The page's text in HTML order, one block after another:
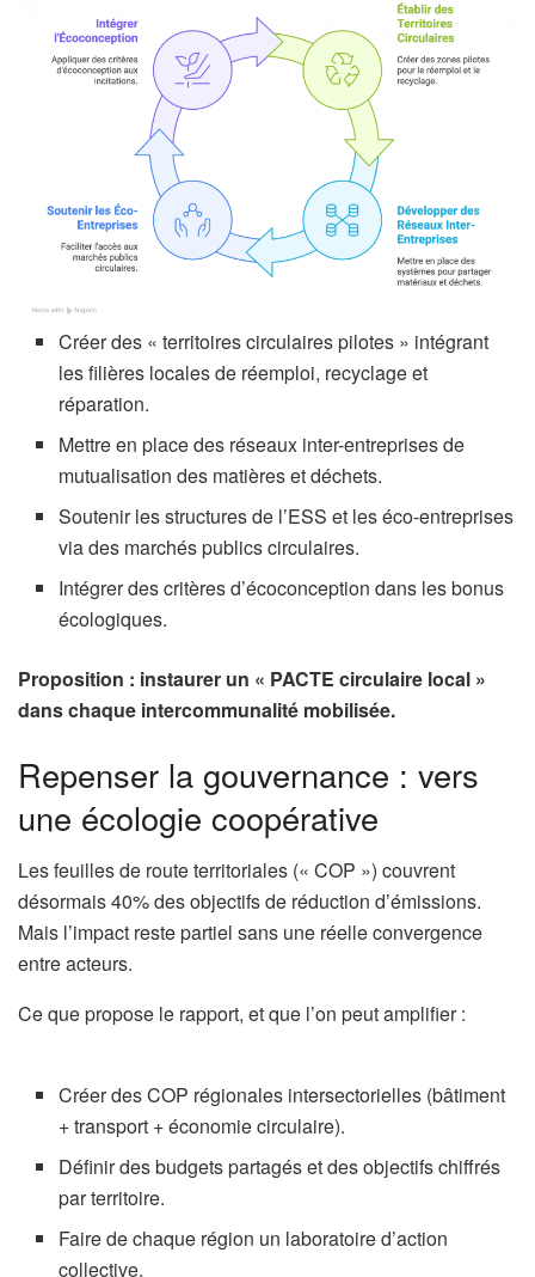
Créer des « territoires circulaires pilotes » intégrant
les filières locales de réemploi, recyclage et
réparation.
Mettre en place des réseaux inter-entreprises de
mutualisation des matières et déchets.
Soutenir les structures de l’ESS et les éco-entreprises
via des marchés publics circulaires.
Intégrer des critères d’écoconception dans les bonus
écologiques.
Proposition : instaurer un « PACTE circulaire local »
dans chaque intercommunalité mobilisée.
Repenser la gouvernance : vers
une écologie coopérative
Les feuilles de route territoriales (« COP ») couvrent
désormais 40% des objectifs de réduction d’émissions.
Mais l’impact reste partiel sans une réelle convergence
entre acteurs.
Ce que propose le rapport, et que l’on peut amplifier :
Créer des COP régionales intersectorielles (bâtiment
+ transport + économie circulaire).
Définir des budgets partagés et des objectifs chiffrés
par territoire.
Faire de chaque région un laboratoire d’action
collective.